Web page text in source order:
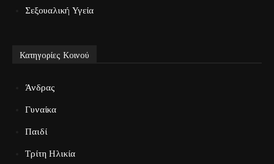
Σεξουαλική Υγεία
Κατηγορίες Κοινού
Άνδρας
Γυναίκα
Παιδί
Τρίτη Ηλικία